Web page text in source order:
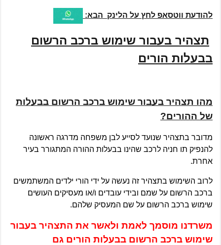
להודעת ווטסאפ לחץ על הלינק הבא:
תצהיר בעבור שימוש ברכב הרשום
בבעלות הורים
מהו תצהיר בעבור שימוש ברכב הרשום בבעלות
של ההורים?
מדובר בתצהיר שנועד לסייע לבן משפחה מדרגה ראשונה
להנפיק תו חניה לרכב שהינו בבעלות ההורה המתגורר בעיר
אחרת.
לרוב השימוש בתצהיר זה נעשה על ידי הורי ילדים המשתמשים
ברכב הרשום על שמם ובידי עובדים ו/או מעסיקים העושים
שימוש ברכב הרשום על שם המעסיק שלהם.
משרדנו מוסמך לאמת ולאשר את התצהיר בעבור
שימוש ברכב הרשום בבעלות הורים גם